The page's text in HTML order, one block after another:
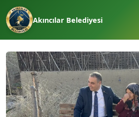
Akıncılar Belediyesi